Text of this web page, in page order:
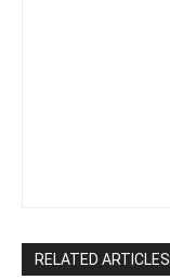
RELATED ARTICLES